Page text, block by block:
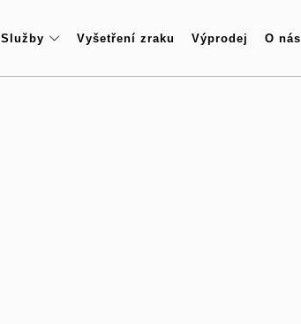
Služby Vyšetření zraku Výprodej O nás